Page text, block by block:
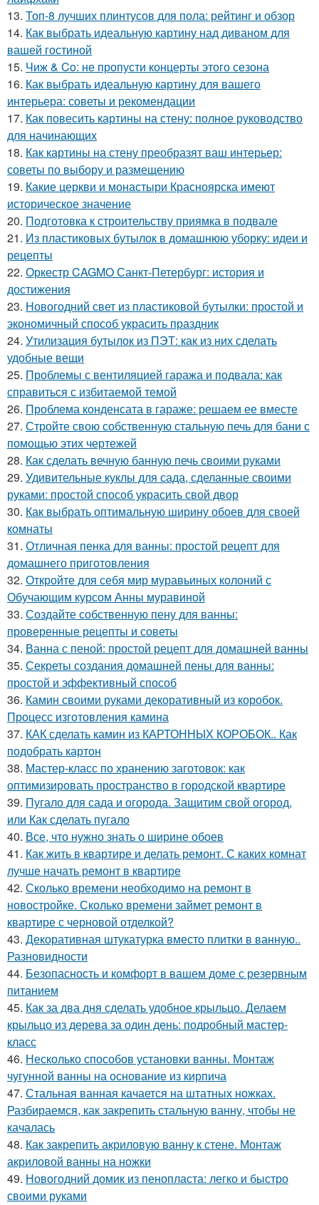
13. Топ-8 лучших плинтусов для пола: рейтинг и обзор
14. Как выбрать идеальную картину над диваном для
вашей гостиной
15. Чиж & Co: не пропусти концерты этого сезона
16. Как выбрать идеальную картину для вашего
интерьера: советы и рекомендации
17. Как повесить картины на стену: полное руководство
для начинающих
18. Как картины на стену преобразят ваш интерьер:
советы по выбору и размещению
19. Какие церкви и монастыри Красноярска имеют
историческое значение
20. Подготовка к строительству приямка в подвале
21. Из пластиковых бутылок в домашнюю уборку: идеи и
рецепты
22. Оркестр CAGMO Санкт-Петербург: история и
достижения
23. Новогодний свет из пластиковой бутылки: простой и
экономичный способ украсить праздник
24. Утилизация бутылок из ПЭТ: как из них сделать
удобные вещи
25. Проблемы с вентиляцией гаража и подвала: как
справиться с избитаемой темой
26. Проблема конденсата в гараже: решаем ее вместе
27. Стройте свою собственную стальную печь для бани с
помощью этих чертежей
28. Как сделать вечную банную печь своими руками
29. Удивительные куклы для сада, сделанные своими
руками: простой способ украсить свой двор
30. Как выбрать оптимальную ширину обоев для своей
комнаты
31. Отличная пенка для ванны: простой рецепт для
домашнего приготовления
32. Откройте для себя мир муравьиных колоний с
Обучающим курсом Анны муравиной
33. Создайте собственную пену для ванны:
проверенные рецепты и советы
34. Ванна с пеной: простой рецепт для домашней ванны
35. Секреты создания домашней пены для ванны:
простой и эффективный способ
36. Камин своими руками декоративный из коробок.
Процесс изготовления камина
37. КАК сделать камин из КАРТОННЫХ КОРОБОК.. Как
подобрать картон
38. Мастер-класс по хранению заготовок: как
оптимизировать пространство в городской квартире
39. Пугало для сада и огорода. Защитим свой огород,
или Как сделать пугало
40. Все, что нужно знать о ширине обоев
41. Как жить в квартире и делать ремонт. С каких комнат
лучше начать ремонт в квартире
42. Сколько времени необходимо на ремонт в
новостройке. Сколько времени займет ремонт в
квартире с черновой отделкой?
43. Декоративная штукатурка вместо плитки в ванную..
Разновидности
44. Безопасность и комфорт в вашем доме с резервным
питанием
45. Как за два дня сделать удобное крыльцо. Делаем
крыльцо из дерева за один день: подробный мастер-
класс
46. Несколько способов установки ванны. Монтаж
чугунной ванны на основание из кирпича
47. Стальная ванная качается на штатных ножках.
Разбираемся, как закрепить стальную ванну, чтобы не
качалась
48. Как закрепить акриловую ванну к стене. Монтаж
акриловой ванны на ножки
49. Новогодний домик из пенопласта: легко и быстро
своими руками